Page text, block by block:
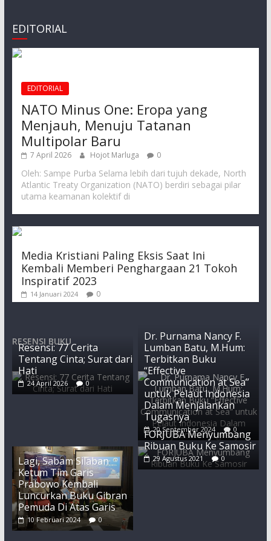
EDITORIAL
EDITORIAL
NATO Minus One: Eropa yang
Menjauh, Menuju Tatanan
Multipolar Baru
7 April 2026 Hojot Marluga 0
Oleh: Sampe Purba Selama lebih dari tujuh dekade, North
Atlantic Treaty Organization (NATO) berdiri sebagai pilar
utama keamanan kolektif di
Media Kristiani Paling Eksis Saat Ini
Kembali Memberi Penghargaan 21 Tokoh
Inspiratif 2023
14 Januari 2024 0
RESENSI BUKU
Resensi: 77 Cerita
Tentang Cinta; Surat dari
Hati
24 April 2026 0
Dr. Purnama Nancy F.
Lumban Batu, M.Hum:
Terbitkan Buku
“Effective
Communication at Sea”
untuk Pelaut Indonesia
Dalam Menjalankan
Tugasnya
20 September 2024 0
Lagi, Sabam Silaban
Ketum Tim Garis
Prabowo Kembali
Luncurkan Buku Gibran
Pemuda Di Atas Garis
10 Februari 2024 0
FORJUBA Menyumbang
Ribuan Buku Ke Samosir
29 Agustus 2021 0